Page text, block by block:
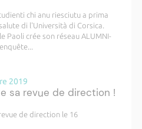
chi anu riesciutu a prima
di l'Università di Corsica.
Paoli crée son réseau ALUMNI-
2019
sa revue de direction !
de direction le 16